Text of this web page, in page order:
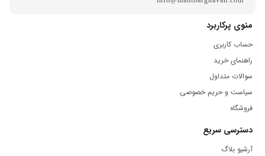
منوی پرکاربرد
حساب کاربری
راهنمای خرید
سوالات متداول
سیاست و حریم خصوصی
فروشگاه
دسترسی سریع
آرشیو بلاگ